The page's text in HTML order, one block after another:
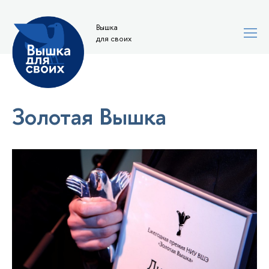
Вышка
для своих
Золотая Вышка